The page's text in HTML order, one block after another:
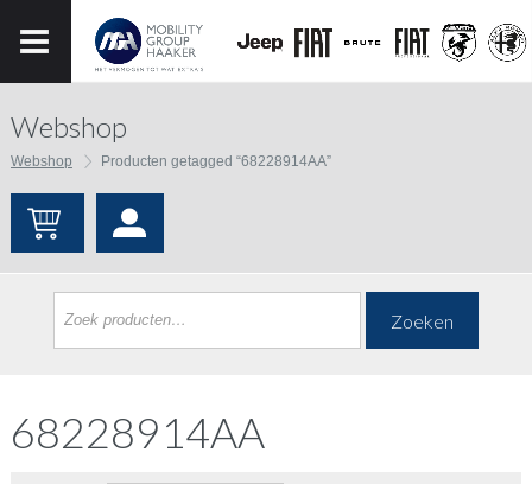
Webshop
Webshop Producten getagged “68228914AA”
Zoeken
68228914AA